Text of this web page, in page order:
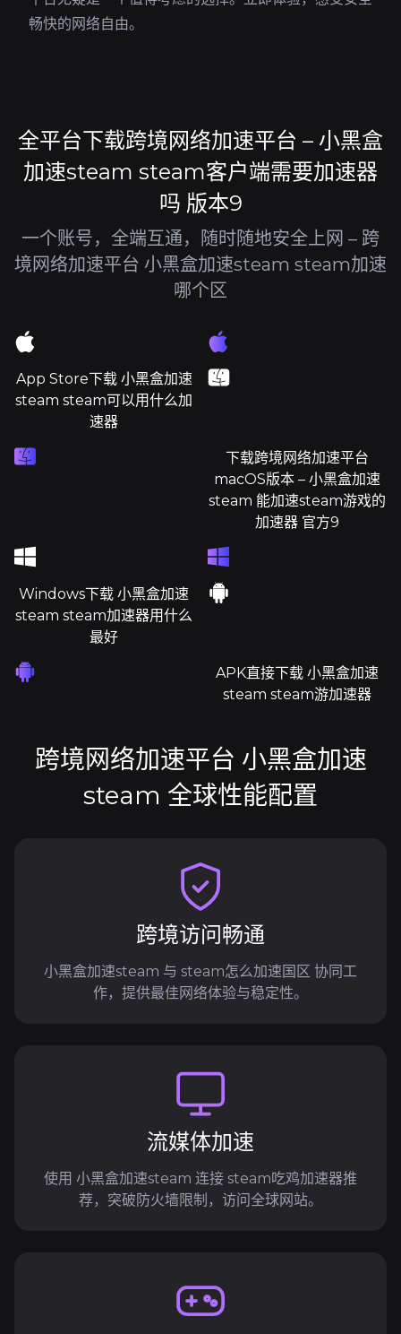
畅快的网络自由。
全平台下载跨境网络加速平台 – 小黑盒
加速steam steam客户端需要加速器
吗 版本9
一个账号，全端互通，随时随地安全上网 – 跨
境网络加速平台 小黑盒加速steam steam加速
哪个区
App Store下载 小黑盒加速
steam steam可以用什么加
速器
下载跨境网络加速平台
macOS版本 – 小黑盒加速
steam 能加速steam游戏的
加速器 官方9
Windows下载 小黑盒加速
steam steam加速器用什么
最好
APK直接下载 小黑盒加速
steam steam游加速器
跨境网络加速平台 小黑盒加速
steam 全球性能配置
跨境访问畅通
小黑盒加速steam 与 steam怎么加速国区 协同工
作，提供最佳网络体验与稳定性。
流媒体加速
使用 小黑盒加速steam 连接 steam吃鸡加速器推
荐，突破防火墙限制，访问全球网站。